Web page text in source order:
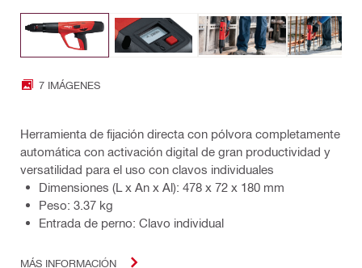
7 IMÁGENES
Herramienta de fijación directa con pólvora completamente
automática con activación digital de gran productividad y
versatilidad para el uso con clavos individuales
Dimensiones (L x An x Al): 478 x 72 x 180 mm
Peso: 3.37 kg
Entrada de perno: Clavo individual
MÁS INFORMACIÓN